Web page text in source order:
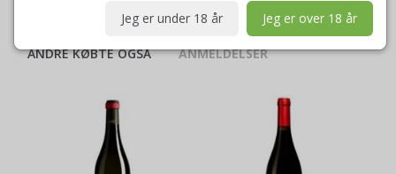
ANDRE KØBTE OGSÅ ANMELDELSER
Jeg er under 18 år Jeg er over 18 år